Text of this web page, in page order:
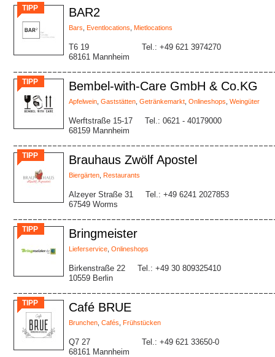
TIPP BAR2
Bars Eventlocations Mietlocations
T6 19
68161 Mannheim
Tel.: +49 621 3974270
TIPP Bembel-with-Care GmbH & Co.KG
Apfelwein Gaststätten Getränkemarkt Onlineshops Weingüter
Werftstraße 15-17
68159 Mannheim
Tel.: 0621 - 40179000
TIPP Brauhaus Zwölf Apostel
Biergärten Restaurants
Alzeyer Straße 31
67549 Worms
Tel.: +49 6241 2027853
TIPP Bringmeister
Lieferservice Onlineshops
Birkenstraße 22
10559 Berlin
Tel.: +49 30 809325410
TIPP Café BRUE
Brunchen Cafés Frühstücken
Q7 27
68161 Mannheim
Tel.: +49 621 33650-0